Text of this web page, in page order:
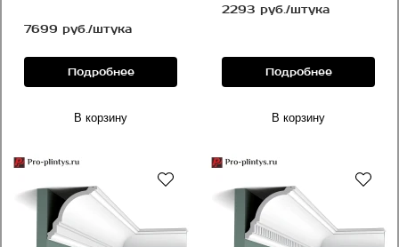
7699 руб./штука
Подробнее
В корзину
2293 руб./штука
Подробнее
В корзину